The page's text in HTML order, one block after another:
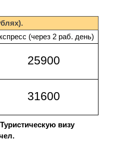
(через 2 раб. день)
25900
31600
визу